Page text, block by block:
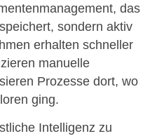
das
sondern aktiv
erhalten schneller
manuelle
Prozesse dort, wo
ging.
Intelligenz zu